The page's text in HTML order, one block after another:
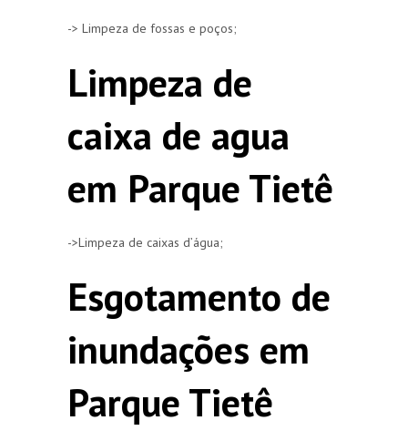
-> Limpeza de fossas e poços;
Limpeza de
caixa de agua
em Parque Tietê
->Limpeza de caixas d’água;
Esgotamento de
inundações em
Parque Tietê